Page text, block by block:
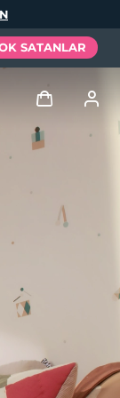
SATANLAR
profi̇li̇
Siparişlerim